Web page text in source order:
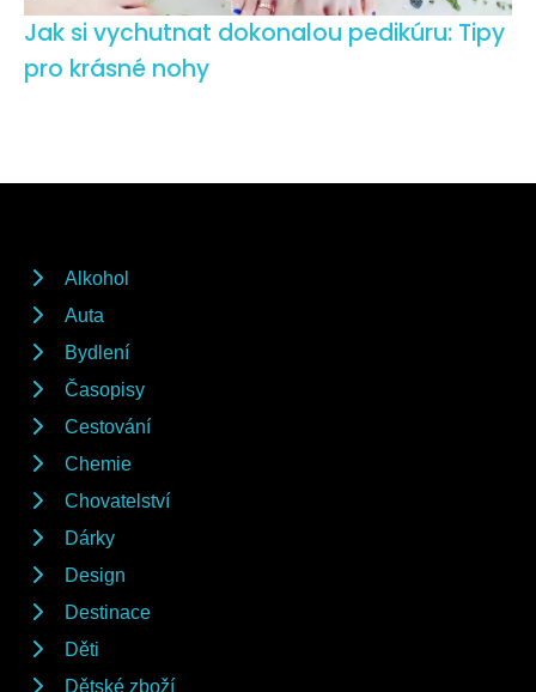
Jak si vychutnat dokonalou pedikúru: Tipy
pro krásné nohy
Alkohol
Auta
Bydlení
Časopisy
Cestování
Chemie
Chovatelství
Dárky
Design
Destinace
Děti
Dětské zboží